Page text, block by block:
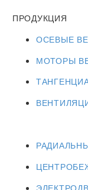
ПРОДУКЦИЯ
ОСЕВЫЕ
МОТОРЫ